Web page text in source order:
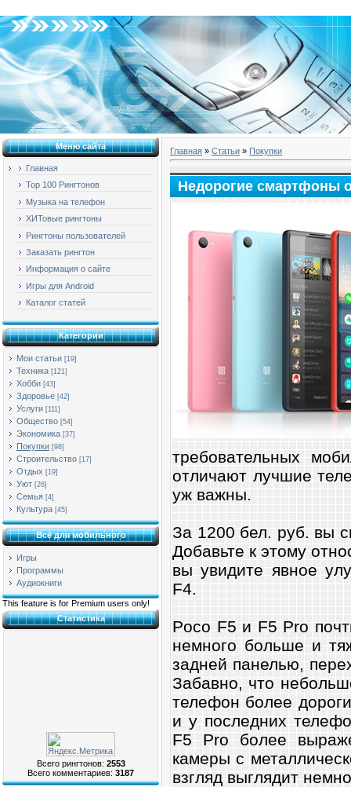
Меню сайта
Главная
Top 100 Рингтонов
Музыка на телефон
ХИТовые рингтоны
Рингтоны пользователей
Заказать рингтон
Информация о сайте
Игры для Android
Каталог статей
Категории
Мои статьи [19]
Техника [121]
Хобби [43]
Здоровье [42]
Услуги [111]
Общество [54]
Экономика [37]
Покупки [98]
Строительство [17]
Отдых [19]
Уют [26]
Семья [4]
Культура [45]
Всё для мобильного
Игры
Программы
Аудиокниги
This feature is for Premium users only!
Статистика
Всего рингтонов: 2553
Всего комментариев: 3187
Главная » Статьи » Покупки
Недорогие смартфоны
требовательных
отличают лучшие
уж важны.
За 1200 бел. руб. вы
Добавьте к этому
вы увидите явное
F4.
Poco F5 и F5 Pro
немного больше и
задней панелью,
Забавно, что
телефон более
и у последних
F5 Pro более
камеры с
взгляд выглядит